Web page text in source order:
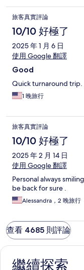
旅客真實評論
10/10 好極了
2025 年 1 月 6 日
使用 Google 翻譯
Good
Quick turnaround trip.
1 晚旅行
旅客真實評論
10/10 好極了
2025 年 2 月 14 日
使用 Google 翻譯
Personal always
be back for sure .
Alessandra，2 晚旅行
查看 4685 則評論
繼續探索